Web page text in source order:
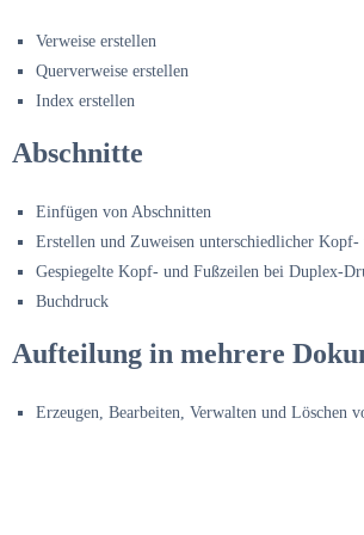
Verweise erstellen
Querverweise erstellen
Index erstellen
Abschnitte
Einfügen von Abschnitten
Erstellen und Zuweisen unterschiedlicher
Gespiegelte Kopf- und Fußzeilen bei Duplex-
Buchdruck
Aufteilung in mehrere
Erzeugen, Bearbeiten, Verwalten und Löschen